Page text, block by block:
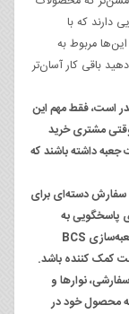
دارند که با
مربوط به
باقی کار آسان‌تر
است، فقط مهم این
مشتری خرید
داشته باشند که
سفارش دسته‌ای برای
پاسخگویی به
تقاضای مشتری نیاز به کمک اضافی دارند. ماشین‌آلات جعبه‌سازی BCS
کمک کننده باشد.
نوارها و
محصول خود در